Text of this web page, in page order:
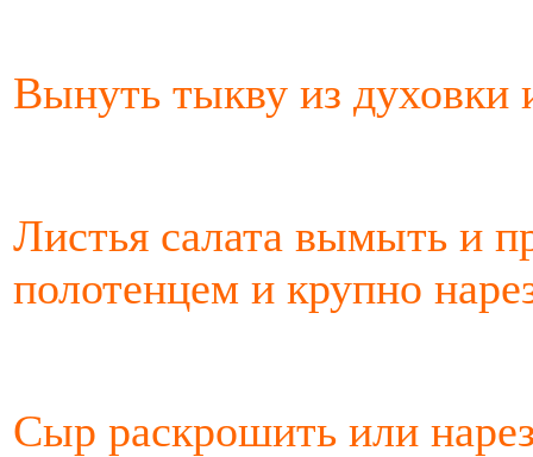
Вынуть тыкву из духовки
Листья салата вымыть и
полотенцем и крупно
Сыр раскрошить или